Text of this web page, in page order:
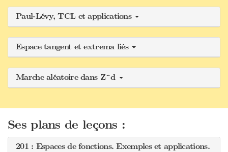
Paul-Lévy, TCL et applications
Espace tangent et extrema liés
Marche aléatoire dans Z^d
Ses plans de leçons :
201 : Espaces de fonctions. Exemples et applications.